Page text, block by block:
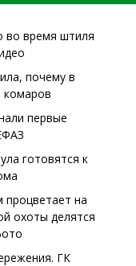
во время штиля
почему в
комаров
первые
готовятся к
процветает на
охоты делятся
ГК